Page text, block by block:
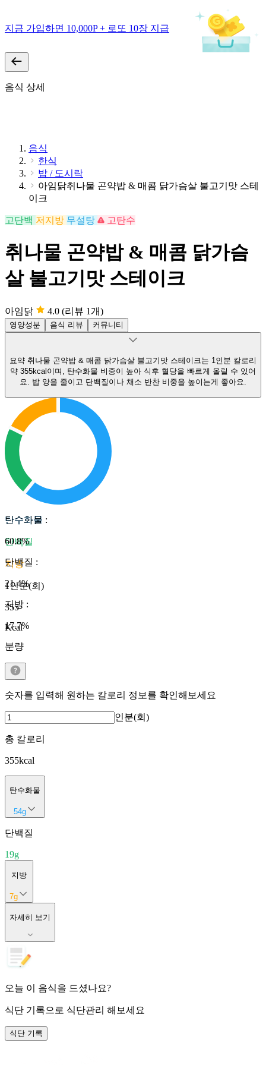
지금 가입하면 10,000P + 로또 10장 지급
음식 상세
음식
한식
밥 / 도시락
아임닭취나물 곤약밥 & 매콤 닭가슴살 불고기맛 스테
이크
고단백 저지방 무설탕 고탄수
취나물 곤약밥 & 매콤 닭가슴
살 불고기맛 스테이크
아임닭 4.0 (리뷰 1개)
영양성분 음식 리뷰 커뮤니티
요약 취나물 곤약밥 & 매콤 닭가슴살 불고기맛 스테이크는 1인분 칼로리
약 355kcal이며, 탄수화물 비중이 높아 식후 혈당을 빠르게 올릴 수 있어
요. 밥 양을 줄이고 단백질이나 채소 반찬 비중을 높이는게 좋아요.
탄수화물
단백질
지방
1인분(회)
355
Kcal
탄수화물 :
60.8%
단백질 :
21.4%
지방 :
17.7%
분량
숫자를 입력해 원하는 칼로리 정보를 확인해보세요
인분(회)
총 칼로리
355kcal
탄수화물
54g
단백질
19g
지방
7g
자세히 보기
오늘 이 음식을 드셨나요?
식단 기록으로 식단관리 해보세요
식단 기록